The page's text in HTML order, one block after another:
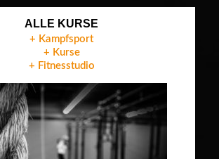
ALLE KURSE
+ Kampfsport
+ Kurse
+ Fitnesstudio